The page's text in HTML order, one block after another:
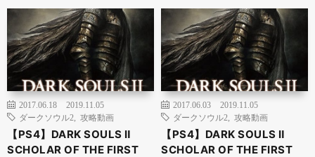
2017.06.18
2019.11.05
ダークソウル2
攻略動画
【PS4】DARK SOULS Ⅱ
SCHOLAR OF THE FIRST
2017.06.03
2019.11.05
ダークソウル2
攻略動画
【PS4】DARK SOULS Ⅱ
SCHOLAR OF THE FIRST